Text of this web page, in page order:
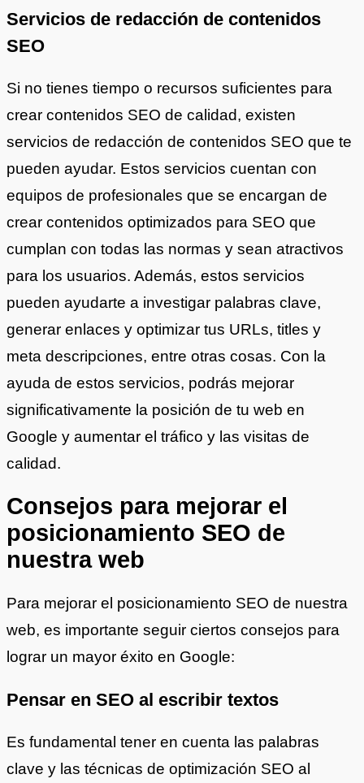
Servicios de redacción de contenidos
SEO
Si no tienes tiempo o recursos suficientes para
crear contenidos SEO de calidad, existen
servicios de redacción de contenidos SEO que te
pueden ayudar. Estos servicios cuentan con
equipos de profesionales que se encargan de
crear contenidos optimizados para SEO que
cumplan con todas las normas y sean atractivos
para los usuarios. Además, estos servicios
pueden ayudarte a investigar palabras clave,
generar enlaces y optimizar tus URLs, titles y
meta descripciones, entre otras cosas. Con la
ayuda de estos servicios, podrás mejorar
significativamente la posición de tu web en
Google y aumentar el tráfico y las visitas de
calidad.
Consejos para mejorar el
posicionamiento SEO de
nuestra web
Para mejorar el posicionamiento SEO de nuestra
web, es importante seguir ciertos consejos para
lograr un mayor éxito en Google:
Pensar en SEO al escribir textos
Es fundamental tener en cuenta las palabras
clave y las técnicas de optimización SEO al